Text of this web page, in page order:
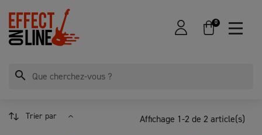
0
search
Trier par Affichage 1-2 de 2 article(s)